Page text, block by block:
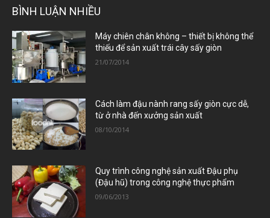
BÌNH LUẬN NHIỀU
Máy chiên chân không – thiết bị không thể
thiếu để sản xuất trái cây sấy giòn
21/07/2014
Cách làm đậu nành rang sấy giòn cực dễ,
từ ở nhà đến xưởng sản xuất
08/10/2014
Quy trình công nghệ sản xuất Đậu phụ
(Đậu hũ) trong công nghệ thực phẩm
09/06/2013